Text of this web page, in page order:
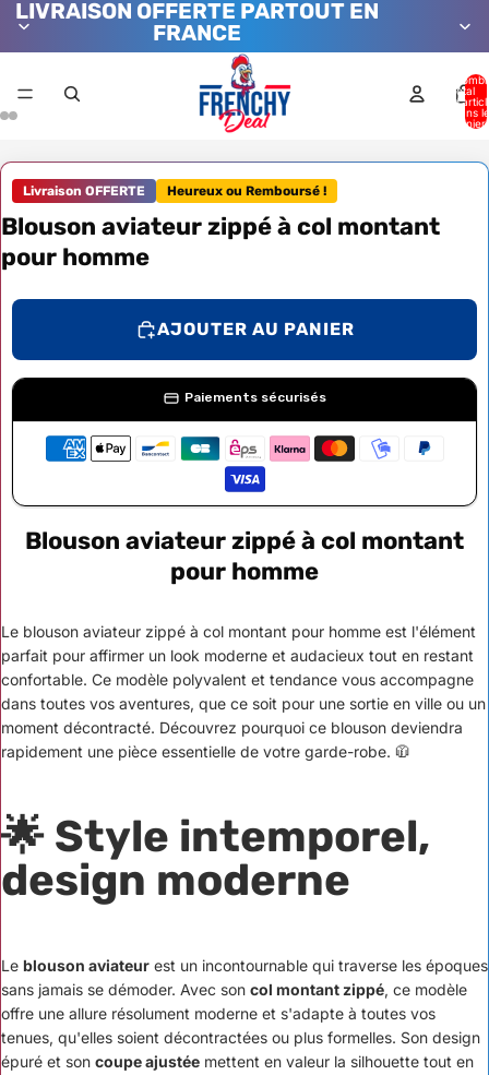
LIVRAISON OFFERTE PARTOUT EN
FRANCE
total
dans le
Livraison OFFERTE Heureux ou Remboursé !
Blouson aviateur zippé à col montant
pour homme
AJOUTER AU PANIER
Paiements sécurisés
Blouson aviateur zippé à col montant
pour homme
Le blouson aviateur zippé à col montant pour homme est l'élément
parfait pour affirmer un look moderne et audacieux tout en restant
confortable. Ce modèle polyvalent et tendance vous accompagne
dans toutes vos aventures, que ce soit pour une sortie en ville ou un
moment décontracté. Découvrez pourquoi ce blouson deviendra
rapidement une pièce essentielle de votre garde-robe. 🧥
🌟 Style intemporel,
design moderne
Le blouson aviateur est un incontournable qui traverse les époques
sans jamais se démoder. Avec son col montant zippé, ce modèle
offre une allure résolument moderne et s'adapte à toutes vos
tenues, qu'elles soient décontractées ou plus formelles. Son design
épuré et son coupe ajustée mettent en valeur la silhouette tout en